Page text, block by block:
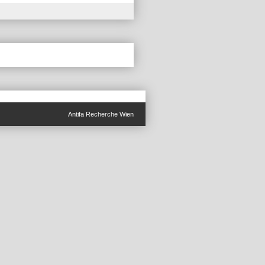
Antifa Recherche Wien